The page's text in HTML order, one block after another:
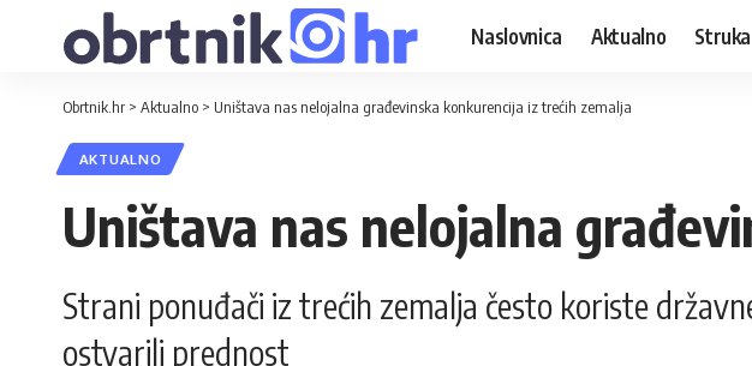
Naslovnica Aktualno Struka
Obrtnik.hr > Aktualno > Uništava nas nelojalna građevinska konkurencija iz trećih zemalja
AKTUALNO
Uništava nas nelojalna
Strani ponuđači iz trećih zemalja često koriste
ostvarili prednost